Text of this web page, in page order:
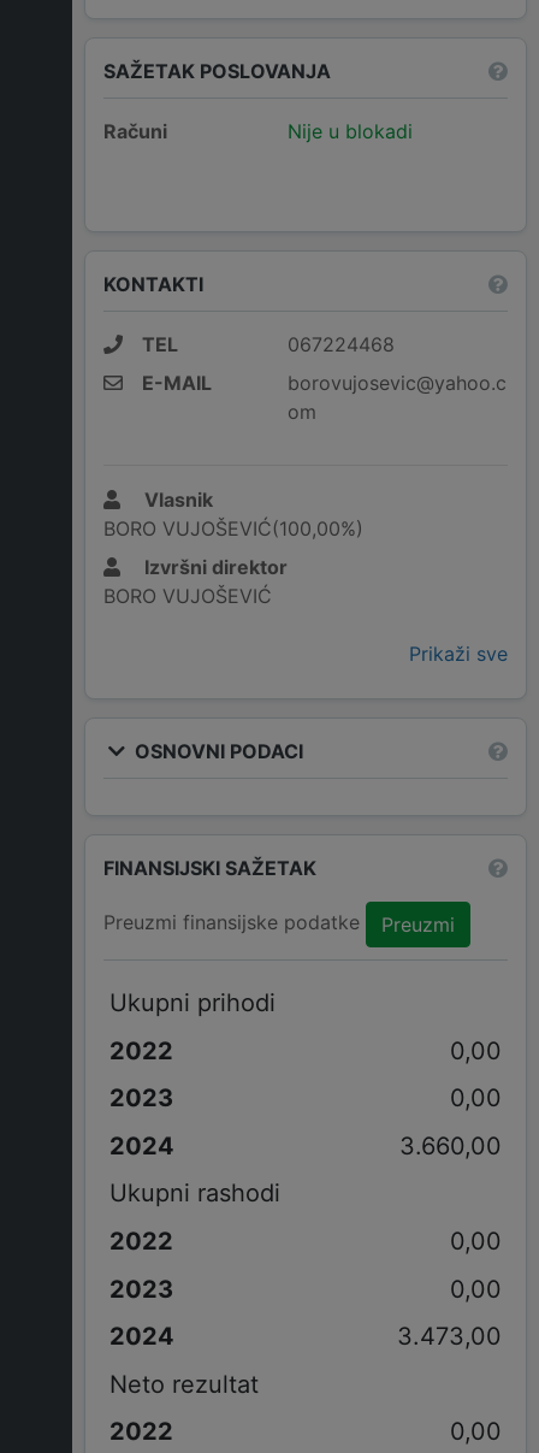
SAŽETAK POSLOVANJA
Računi Nije u blokadi
KONTAKTI
TEL
067224468
E-MAIL
borovujosevic@yahoo.c
om
Vlasnik
BORO VUJOŠEVIĆ(100,00%)
Izvršni direktor
BORO VUJOŠEVIĆ
Prikaži sve
OSNOVNI PODACI
FINANSIJSKI SAŽETAK
Preuzmi finansijske podatke Preuzmi
Ukupni prihodi
0,00
0,00
3.660,00
Ukupni rashodi
0,00
0,00
3.473,00
Neto rezultat
0,00